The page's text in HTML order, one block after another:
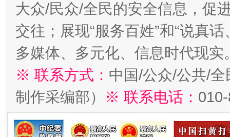
大众/民众/全民的安全信息，促
交往；展现“服务百姓”和“说真
多媒体、多元化、信息时代现实
※ 联系方式： 中国/公众/公共/
制作采编部）
※ 联系电话：